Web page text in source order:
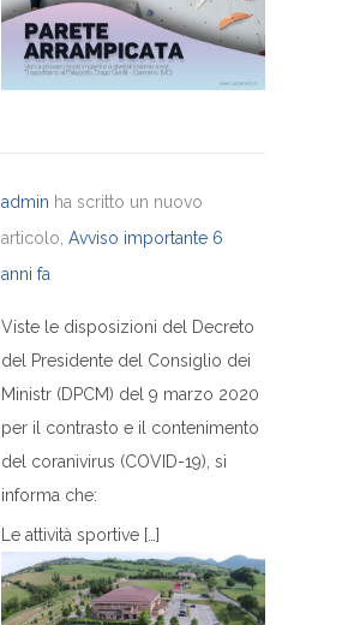
admin ha scritto un nuovo
articolo, Avviso importante 6
anni fa
Viste le disposizioni del Decreto
del Presidente del Consiglio dei
Ministr (DPCM) del 9 marzo 2020
per il contrasto e il contenimento
del coranivirus (COVID-19), si
informa che:
Le attività sportive […]